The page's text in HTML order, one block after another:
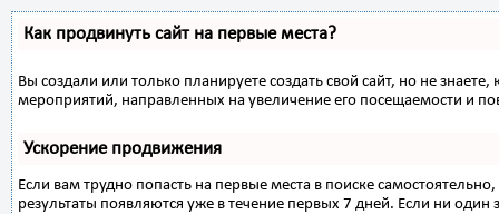
Как продвинуть сайт на первые места?
Вы создали или только планируете создать свой сайт, но не
мероприятий, направленных на увеличение его посещаемости и
Ускорение продвижения
Если вам трудно попасть на первые места в поиске
результаты появляются уже в течение первых 7 дней. Если ни один